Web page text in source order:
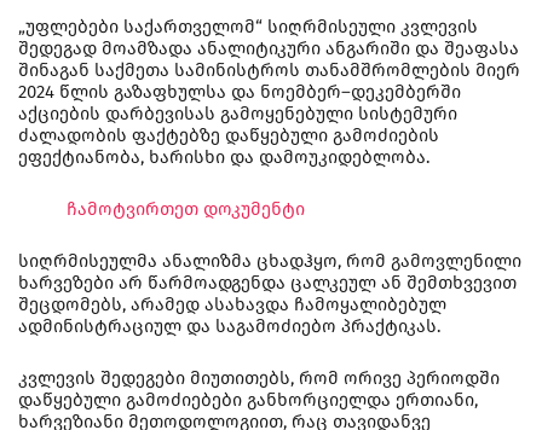
„უფლებები საქართველომ“ სიღრმისეული კვლევის
შედეგად მოამზადა ანალიტიკური ანგარიში და შეაფასა
შინაგან საქმეთა სამინისტროს თანამშრომლების მიერ
2024 წლის გაზაფხულსა და ნოემბერ–დეკემბერში
აქციების დარბევისას გამოყენებული სისტემური
ძალადობის ფაქტებზე დაწყებული გამოძიების
ეფექტიანობა, ხარისხი და დამოუკიდებლობა.
ჩამოტვირთეთ დოკუმენტი
სიღრმისეულმა ანალიზმა ცხადჰყო, რომ გამოვლენილი
ხარვეზები არ წარმოადგენდა ცალკეულ ან შემთხვევით
შეცდომებს, არამედ ასახავდა ჩამოყალიბებულ
ადმინისტრაციულ და საგამოძიებო პრაქტიკას.
კვლევის შედეგები მიუთითებს, რომ ორივე პერიოდში
დაწყებული გამოძიებები განხორციელდა ერთიანი,
ხარვეზიანი მეთოდოლოგიით, რაც თავიდანვე